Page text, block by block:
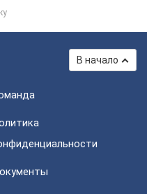
В начало